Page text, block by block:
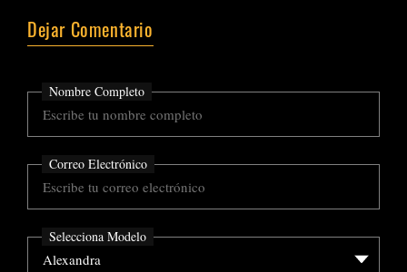
Dejar Comentario
Nombre Completo
Correo Electrónico
Selecciona Modelo